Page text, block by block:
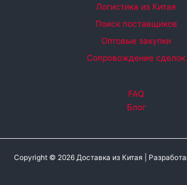
Логистика из Китая
Поиск поставщиков
Оптовые закупки
Сопровождение сделок
FAQ
Блог
Copyright © 2026 Доставка из Китая |